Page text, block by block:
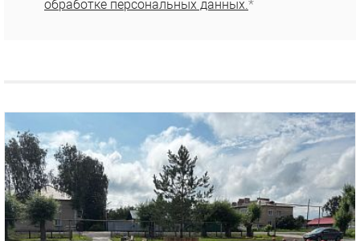
обработке персональных данных.*